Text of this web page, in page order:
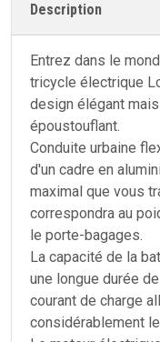
Description
Entrez dans le
tricycle électrique
design élégant
époustouflant.
Conduite urbaine
d'un cadre en
maximal que vous
correspondra au
le porte-bagages.
La capacité de la
une longue durée
courant de charge
considérablement